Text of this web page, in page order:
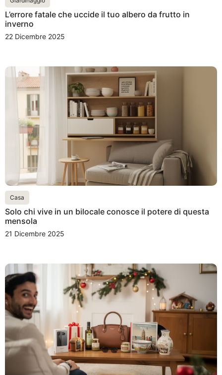
L’errore fatale che uccide il tuo albero da frutto in
inverno
22 Dicembre 2025
Casa
Solo chi vive in un bilocale conosce il potere di questa
mensola
21 Dicembre 2025